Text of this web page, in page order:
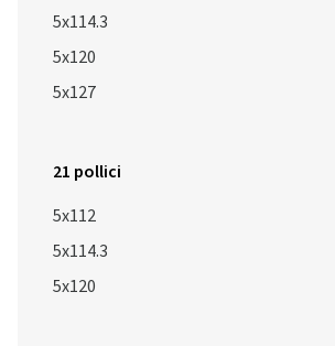
5x114.3
5x120
5x127
21 pollici
5x112
5x114.3
5x120